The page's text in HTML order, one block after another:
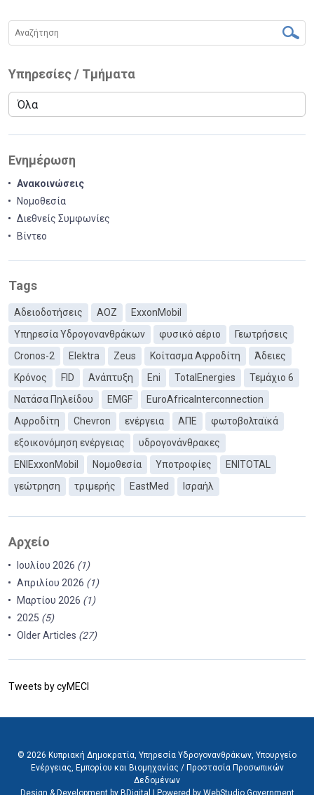
Υπηρεσίες / Τμήματα
Ενημέρωση
Ανακοινώσεις
Νομοθεσία
Διεθνείς Συμφωνίες
Βίντεο
Tags
Αδειοδοτήσεις ΑΟΖ
ExxonMobil
Υπηρεσία Υδρογονανθράκων
φυσικό αέριο
Γεωτρήσεις
Cronos-2
Elektra Zeus Κοίτασμα Αφροδίτη
Άδειες
Κρόνος
FID Ανάπτυξη Eni TotalEnergies
Τεμάχιο 6
Νατάσα Πηλείδου
EMGF
EuroAfricaInterconnection
Αφροδίτη
Chevron ενέργεια ΑΠΕ
φωτοβολταϊκά
εξοικονόμηση ενέργειας
υδρογονάνθρακες
ΕΝΙExxonMobil
Νομοθεσία Υποτροφίες
ENITOTAL
γεώτρηση
τριμερής EastMed Ισραήλ
Αρχείο
Ιουλίου 2026 (1)
Απριλίου 2026 (1)
Μαρτίου 2026 (1)
2025 (5)
Older Articles (27)
Tweets by cyMECI
© 2026 Κυπριακή Δημοκρατία, Υπηρεσία Υδρογονανθράκων, Υπουργείο
Ενέργειας, Εμπορίου και Βιομηχανίας / Προστασία Προσωπικών
Δεδομένων
Design & Development by BDigital
Powered by WebStudio Government